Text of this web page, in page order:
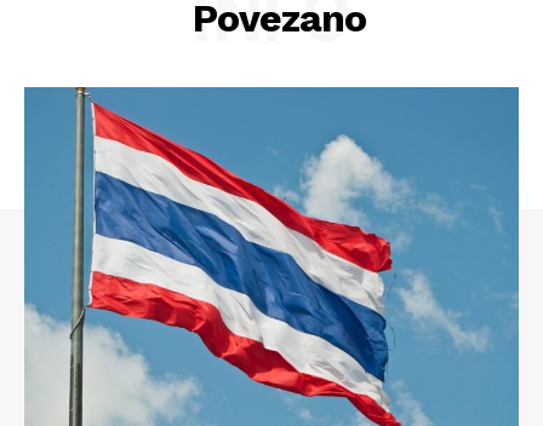
Info
O nama
Kontakt
Impressum
Povezano